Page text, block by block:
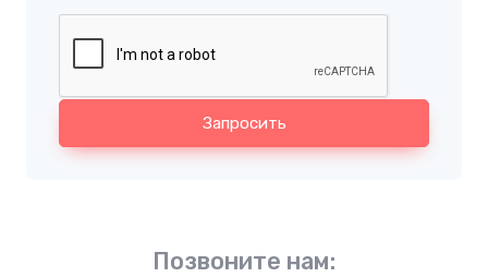
Запросить
Позвоните нам: